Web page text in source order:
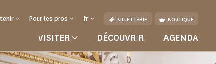
Pour les pros fr BILLETTERIE BOUTIQUE
VISITER DÉCOUVRIR AGENDA